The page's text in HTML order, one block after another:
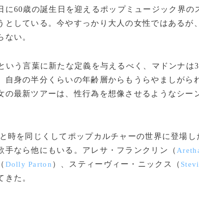
に60歳の誕生日を迎えるポップミュージック界の
としている。今やすっかり大人の女性ではあるが
ない。
いう言葉に新たな定義を与えるべく、マドンナ
自身の半分くらいの年齢層からもうらやましがら
の最新ツアーは、性行為を想像させるようなシー
を同じくしてポップカルチャーの世界に登場し
手なら他にもいる。アレサ・フランクリン（
Dolly Parton ）、スティーヴィー・ニックス（
きた。